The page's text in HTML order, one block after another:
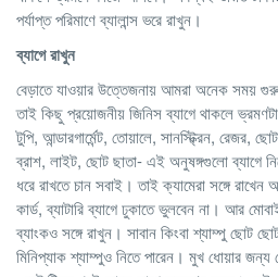
পর্যাপ্ত পরিমাণে ব্যালান্স ভরে রাখুন।
ব্যাগে রাখুন
বেড়াতে যাওয়ার উত্তেজনায় আমরা অনেক সময়
তাই কিছু প্রয়োজনীয় জিনিস ব্যাগে থাকলে
টুপি, আন্ডারগার্মেন্ট, তোয়ালে, সানস্ট্ক্রিন, রেজর,
ব্রাশ, লাইট, ছোট ছাতা- এই অনুষঙ্গগুলো ব্যাগে
ধরে রাখতে চান সবাই। তাই ক্যামেরা সঙ্গে রাখেন
কার্ড, ব্যাটারি ব্যাগে ঢুকাতে ভুলবেন না। আর
ব্যাংকও সঙ্গে রাখুন। সাবান কিংবা শ্যাম্পু ছোট
মিনিপ্যাক শ্যাম্পুও নিতে পারেন। মুখ ধোয়ার